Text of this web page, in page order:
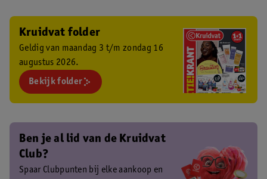
Kruidvat folder
Geldig van maandag 3 t/m zondag 16
augustus 2026.
Bekijk folder
Ben je al lid van de Kruidvat
Club?
Spaar Clubpunten bij elke aankoop en